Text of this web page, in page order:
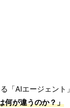
「AIエージェント」
何が違うのか？」